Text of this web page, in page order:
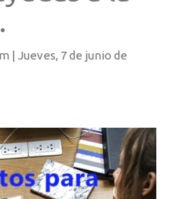
| Jueves, 7 de junio de